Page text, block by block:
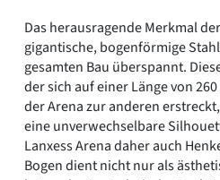
Das herausragende Merkmal
gigantische, bogenförmige
gesamten Bau überspannt.
der sich auf einer Länge von
der Arena zur anderen
eine unverwechselbare
Lanxess Arena daher auch
Bogen dient nicht nur als